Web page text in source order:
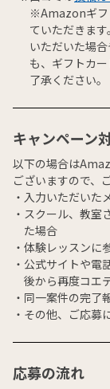
※Amazonギフ
ていただきま
いただいた場
も、ギフトカ
了承ください。
キャンペーン
以下の場合は
ございますので、
入力いただいた
スクール、教室
た場合
体験レッスンに
公式サイトや電
後から再度コエ
同一案件の完了
その他、ご応募
応募の流れ